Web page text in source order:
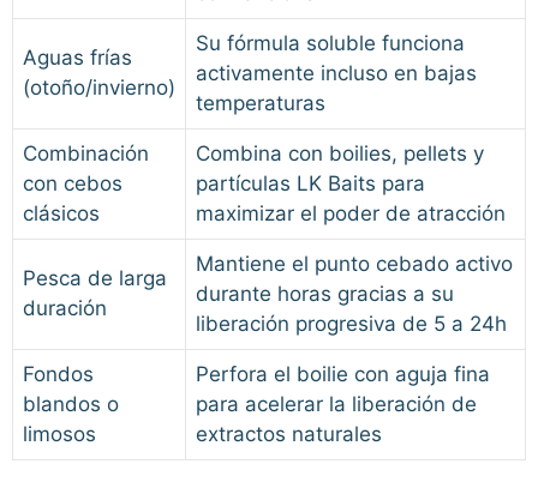
Aguas frías
(otoño/invierno)
Su fórmula soluble funciona
activamente incluso en bajas
temperaturas
Combinación
con cebos
clásicos
Combina con boilies, pellets y
partículas LK Baits para
maximizar el poder de atracción
Pesca de larga
duración
Mantiene el punto cebado activo
durante horas gracias a su
liberación progresiva de 5 a 24h
Fondos
blandos o
limosos
Perfora el boilie con aguja fina
para acelerar la liberación de
extractos naturales